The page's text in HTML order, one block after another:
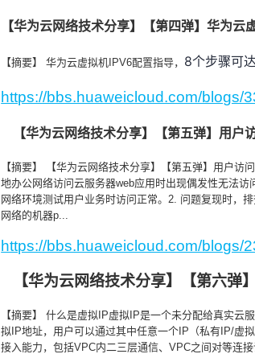
【华为云网络技术分享】【第四弹】华为云
【摘要】 华为云虚拟机IPV6配置指导， 8个步骤可达
https://bbs.huaweicloud.com/blogs/
【华为云网络技术分享】【第五弹】用
【摘要】 【华为云网络技术分享】【第五弹】用户
地办公网络访问云服务器web应用时出现偶发性无法
网络环境测试用户业务时访问正常。2. 问题复现时，
网络的机器p...
https://bbs.huaweicloud.com/blogs/
【华为云网络技术分享】【第六弹
【摘要】 什么是虚拟IP虚拟IP是一个未分配给真实
拟IP地址，用户可以通过其中任意一个IP（私有IP/虚
接入能力，包括VPC内二三层通信、VPC之间对等连